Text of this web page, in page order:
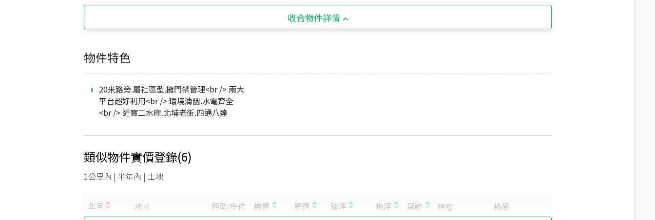
收合物件詳情
物件特色
20米路旁.屬社區型.擁門禁管理<br /> 兩大
平台超好利用<br /> 環境清幽.水電齊全
<br /> 近寶二水庫.北埔老街.四通八達
類似物件實價登錄(6)
1公里內 | 半年內 | 土地